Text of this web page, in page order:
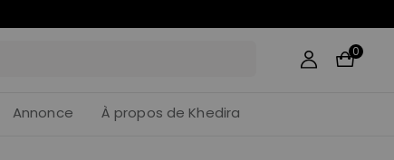
0
Annonce À propos de Khedira